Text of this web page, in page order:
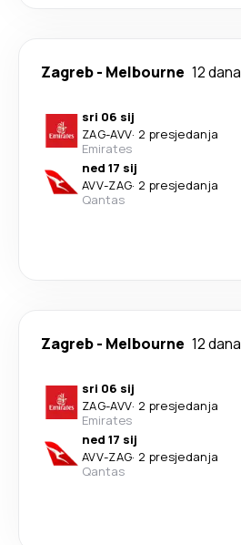
Zagreb- Melbourne 12 dana
sri 06 sij
ZAG-AVV· 2 presjedanja
Emirates
ned 17 sij
AVV-ZAG· 2 presjedanja
Qantas
Zagreb- Melbourne 12 dana
sri 06 sij
ZAG-AVV· 2 presjedanja
Emirates
ned 17 sij
AVV-ZAG· 2 presjedanja
Qantas